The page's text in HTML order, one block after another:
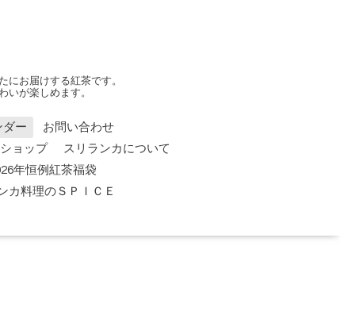
お届けする紅茶です。
いが楽しめます。
ダー
お問い合わせ
ョップ
スリランカについて
年恒例紅茶福袋
カ料理のＳＰＩＣＥ